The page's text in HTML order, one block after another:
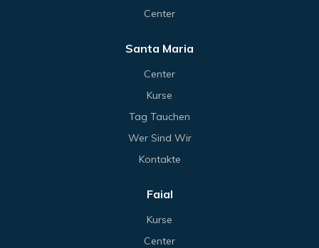
Center
Santa Maria
Center
Kurse
Tag Tauchen
Wer Sind Wir
Kontakte
Faial
Kurse
Center